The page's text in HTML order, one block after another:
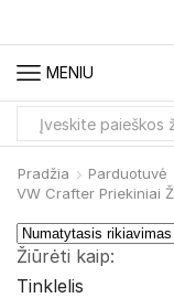
MENIU
Pradžia Parduotuvė
VW Crafter Priekiniai
Žiūrėti kaip:
Tinklelis